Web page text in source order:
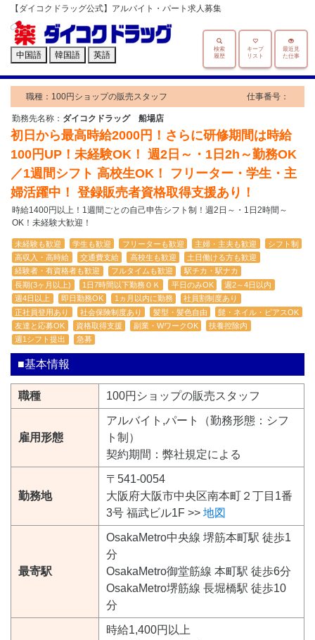
【ダイコクドラッグ公式】アルバイト・パート求人募集
中国語 韓国語 英語
最近見
た仕事
キープ
リスト
検索
履歴
職種：100円ショップの販売スタッフ 仕事番号：
勤務先名称： ダイコクドラッグ 船場店
初日から最高時給2000円！さらに研修期間は時給
100円UP！未経験OK！ 週2日～・1日2h～勤務OK
／1週間シフト 高校生OK！ フリーター・学生・主
婦活躍中！ 登録販売者資格取得支援あり！
時給1400円以上！1週間ごとの自己申告シフト制！週2日～・1日2時間～
OK！未経験大歓迎！
未経験も歓迎 学生も歓迎 フリーターも歓迎 主婦・主夫も歓迎
シフト制
高収入・高時給
交通費支給 高校生も歓迎
土日働ける方も歓迎
経験者・有資格者も歓迎
フルタイムも歓迎
駅チカ・駅ナカ
長期(3ヶ月以上)
1日7時間以下勤務ＯＫ 平日のみOK
週2～4日以内
週4日以上
即日勤務OK 1ヵ月以内に勤務
社員割制度あり
正社員登用あり
社会保険制度あり 髪型・髪色自由
髭・ネイル・ピアスOK
友達と応募OK
資格取得支援 副業・WワークOK
扶養控除内
週1シフト提出
急募
■基本情報
職種 100円ショップの販売スタッフ
雇用形態
アルバイト,パート（勤務形態：シフ
ト制）
契約期間：弊社規定による
勤務地
〒541-0054
大阪府大阪市中央区南本町２丁目1番
3号 福武ビル1F >> 地図
最寄駅
OsakaMetro中央線 堺筋本町駅 徒歩1
分
OsakaMetro御堂筋線 本町駅 徒歩6分
OsakaMetro堺筋線 長堀橋駅 徒歩10
分
時給1,400円以上